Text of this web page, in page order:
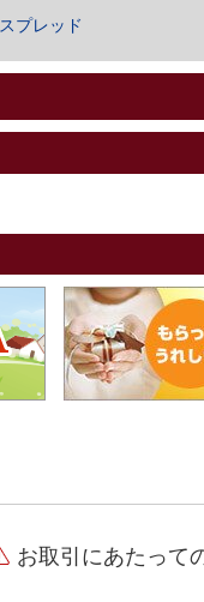
スプレッド
お取引にあたって